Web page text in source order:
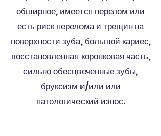
обширное, имеется перелом или
есть риск перелома и трещин на
поверхности зуба, большой кариес,
восстановленная коронковая часть,
сильно обесцвеченные зубы,
бруксизм и/или или
патологический износ.